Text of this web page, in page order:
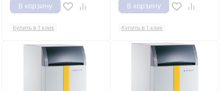
В корзину
Купить в 1 клик
В корзину
Купить в 1 клик